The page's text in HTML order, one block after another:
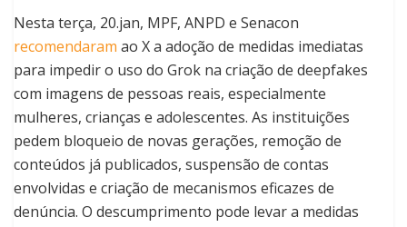
Nesta terça, 20.jan, MPF, ANPD e Senacon
recomendaram ao X a adoção de medidas imediatas
para impedir o uso do Grok na criação de deepfakes
com imagens de pessoas reais, especialmente
mulheres, crianças e adolescentes. As instituições
pedem bloqueio de novas gerações, remoção de
conteúdos já publicados, suspensão de contas
envolvidas e criação de mecanismos eficazes de
denúncia. O descumprimento pode levar a medidas